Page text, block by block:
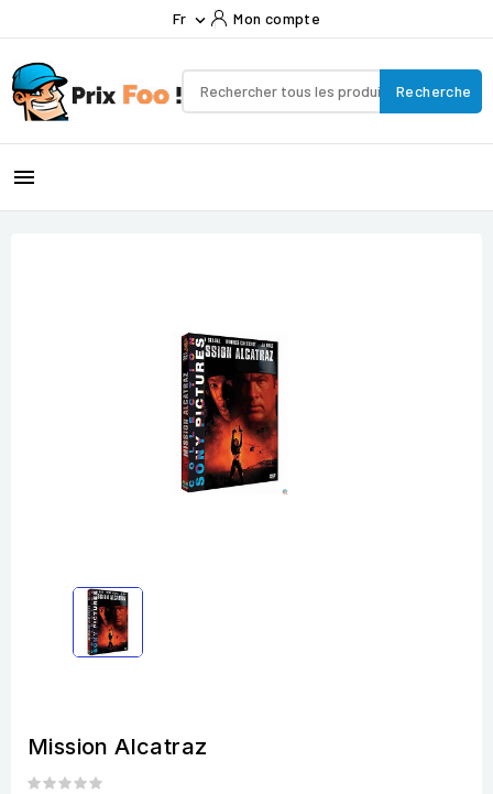
Fr  Mon compte
Recherche

Mission Alcatraz